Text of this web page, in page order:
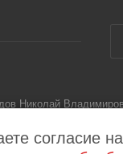
Николай
согласие